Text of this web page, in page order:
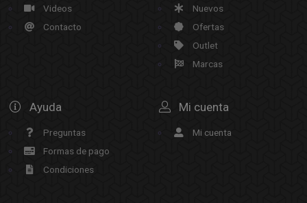
Videos
Contacto
Nuevos
Ofertas
Outlet
Marcas
Ayuda
Preguntas
Formas de pago
Condiciones
Mi cuenta
Mi cuenta